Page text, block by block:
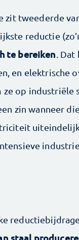
zit tweederde
reductie
te bereiken .
en elektrische
op industriële
zin wanneer
industrie.
staal